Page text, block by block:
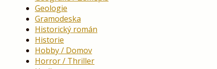
Geologie
Gramodeska
Historický román
Historie
Hobby / Domov
Horror / Thriller